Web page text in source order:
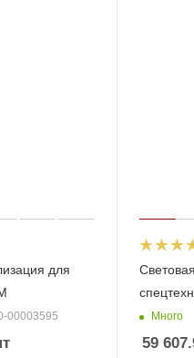
для
00003595 Много
59